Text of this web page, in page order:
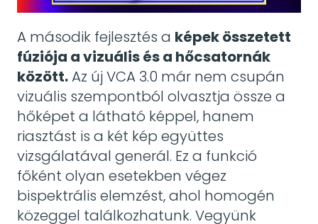
A második fejlesztés a képek összetett
fúziója a vizuális és a hőcsatornák
között.Az új VCA 3.0 már nem csupán
vizuális szempontból olvasztja össze a
hőképet a látható képpel, hanem
riasztást is a két kép együttes
vizsgálatával generál. Ez a funkció
főként olyan esetekben végez
bispektrális elemzést, ahol homogén
közeggel találkozhatunk. Vegyünk